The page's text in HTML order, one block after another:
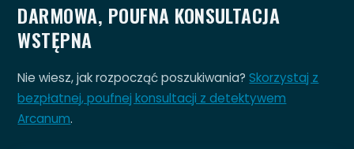
DARMOWA, POUFNA KONSULTACJA
WSTĘPNA
Nie wiesz, jak rozpocząć poszukiwania?Skorzystaj z
bezpłatnej, poufnej konsultacji z detektywem
Arcanum.